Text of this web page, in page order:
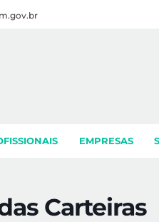
EMPRESAS
Carteiras